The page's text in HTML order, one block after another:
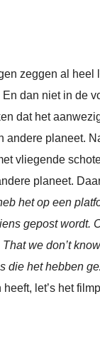
zeggen al heel
dan niet in de
dat het
andere planeet.
vliegende
planeet.
het op een
gepost wordt.
we don’t
die het hebben
let’s het